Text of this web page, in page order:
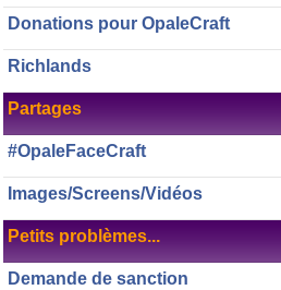
Donations pour OpaleCraft
Richlands
Partages
#OpaleFaceCraft
Images/Screens/Vidéos
Petits problèmes...
Demande de sanction